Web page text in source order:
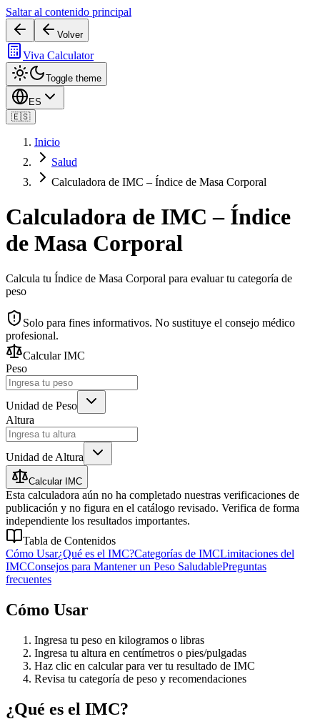
Saltar al contenido principal
Volver
Viva Calculator
Toggle theme
ES
🇪🇸
Inicio
Salud
Calculadora de IMC – Índice de Masa Corporal
Calculadora de IMC – Índice
de Masa Corporal
Calcula tu Índice de Masa Corporal para evaluar tu categoría de
peso
Solo para fines informativos. No sustituye el consejo médico
profesional.
Calcular IMC
Peso
Unidad de Peso
Altura
Unidad de Altura
Calcular IMC
Esta calculadora aún no ha completado nuestras verificaciones de
publicación y no figura en el catálogo revisado. Verifica de forma
independiente los resultados importantes.
Tabla de Contenidos
Cómo Usar¿Qué es el IMC?Categorías de IMCLimitaciones del
IMCConsejos para Mantener un Peso SaludablePreguntas
frecuentes
Cómo Usar
Ingresa tu peso en kilogramos o libras
Ingresa tu altura en centímetros o pies/pulgadas
Haz clic en calcular para ver tu resultado de IMC
Revisa tu categoría de peso y recomendaciones
¿Qué es el IMC?